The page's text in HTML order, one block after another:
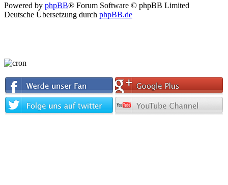
Powered by phpBB® Forum Software © phpBB Limited
Deutsche Übersetzung durch phpBB.de